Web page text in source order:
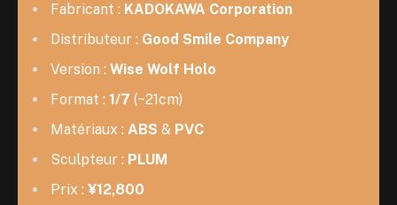
Fabricant : KADOKAWA Corporation
Distributeur : Good Smile Company
Version : Wise Wolf Holo
Format : 1/7 (~21cm)
Matériaux : ABS & PVC
Sculpteur : PLUM
Prix : ¥12,800